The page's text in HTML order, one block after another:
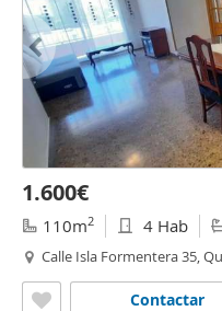
1.600€
110m2 4 Hab
Calle Isla Formentera 35,
Contactar